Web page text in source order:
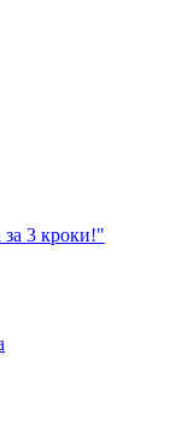
3 кроки!"